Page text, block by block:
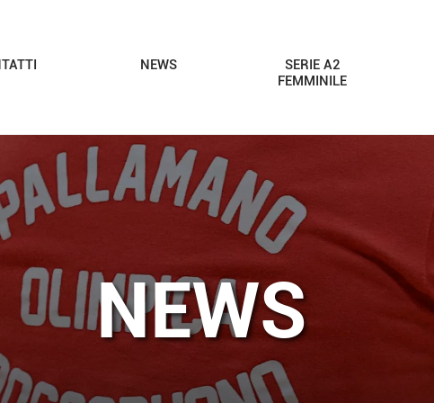
NEWS
SERIE A2
FEMMINILE
NEWS